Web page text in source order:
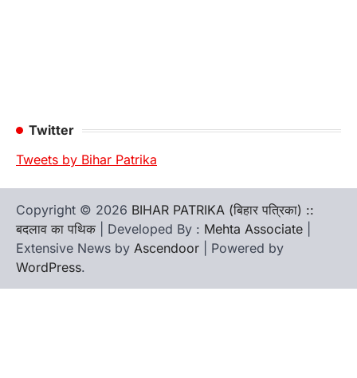
Twitter
Tweets by Bihar Patrika
Copyright © 2026 BIHAR PATRIKA (बिहार पत्रिका) ::
बदलाव का पथिक | Developed By : Mehta Associate
Extensive News by Ascendoor | Powered by
WordPress.